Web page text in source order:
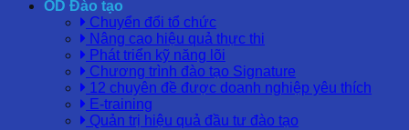
OD Đào tạo
Chuyển đổi tổ chức
Nâng cao hiệu quả thực thi
Phát triển kỹ năng lõi
Chương trình đào tạo Signature
12 chuyên đề được doanh nghiệp yêu thích
E-training
Quản trị hiệu quả đầu tư đào tạo